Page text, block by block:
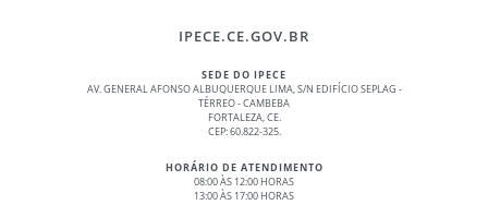
IPECE.CE.GOV.BR
SEDE DO IPECE
AV. GENERAL AFONSO ALBUQUERQUE LIMA, S/N EDIFÍCIO SEPLAG -
TÉRREO - CAMBEBA
FORTALEZA, CE.
CEP: 60.822-325.
HORÁRIO DE ATENDIMENTO
08:00 ÀS 12:00 HORAS
13:00 ÀS 17:00 HORAS